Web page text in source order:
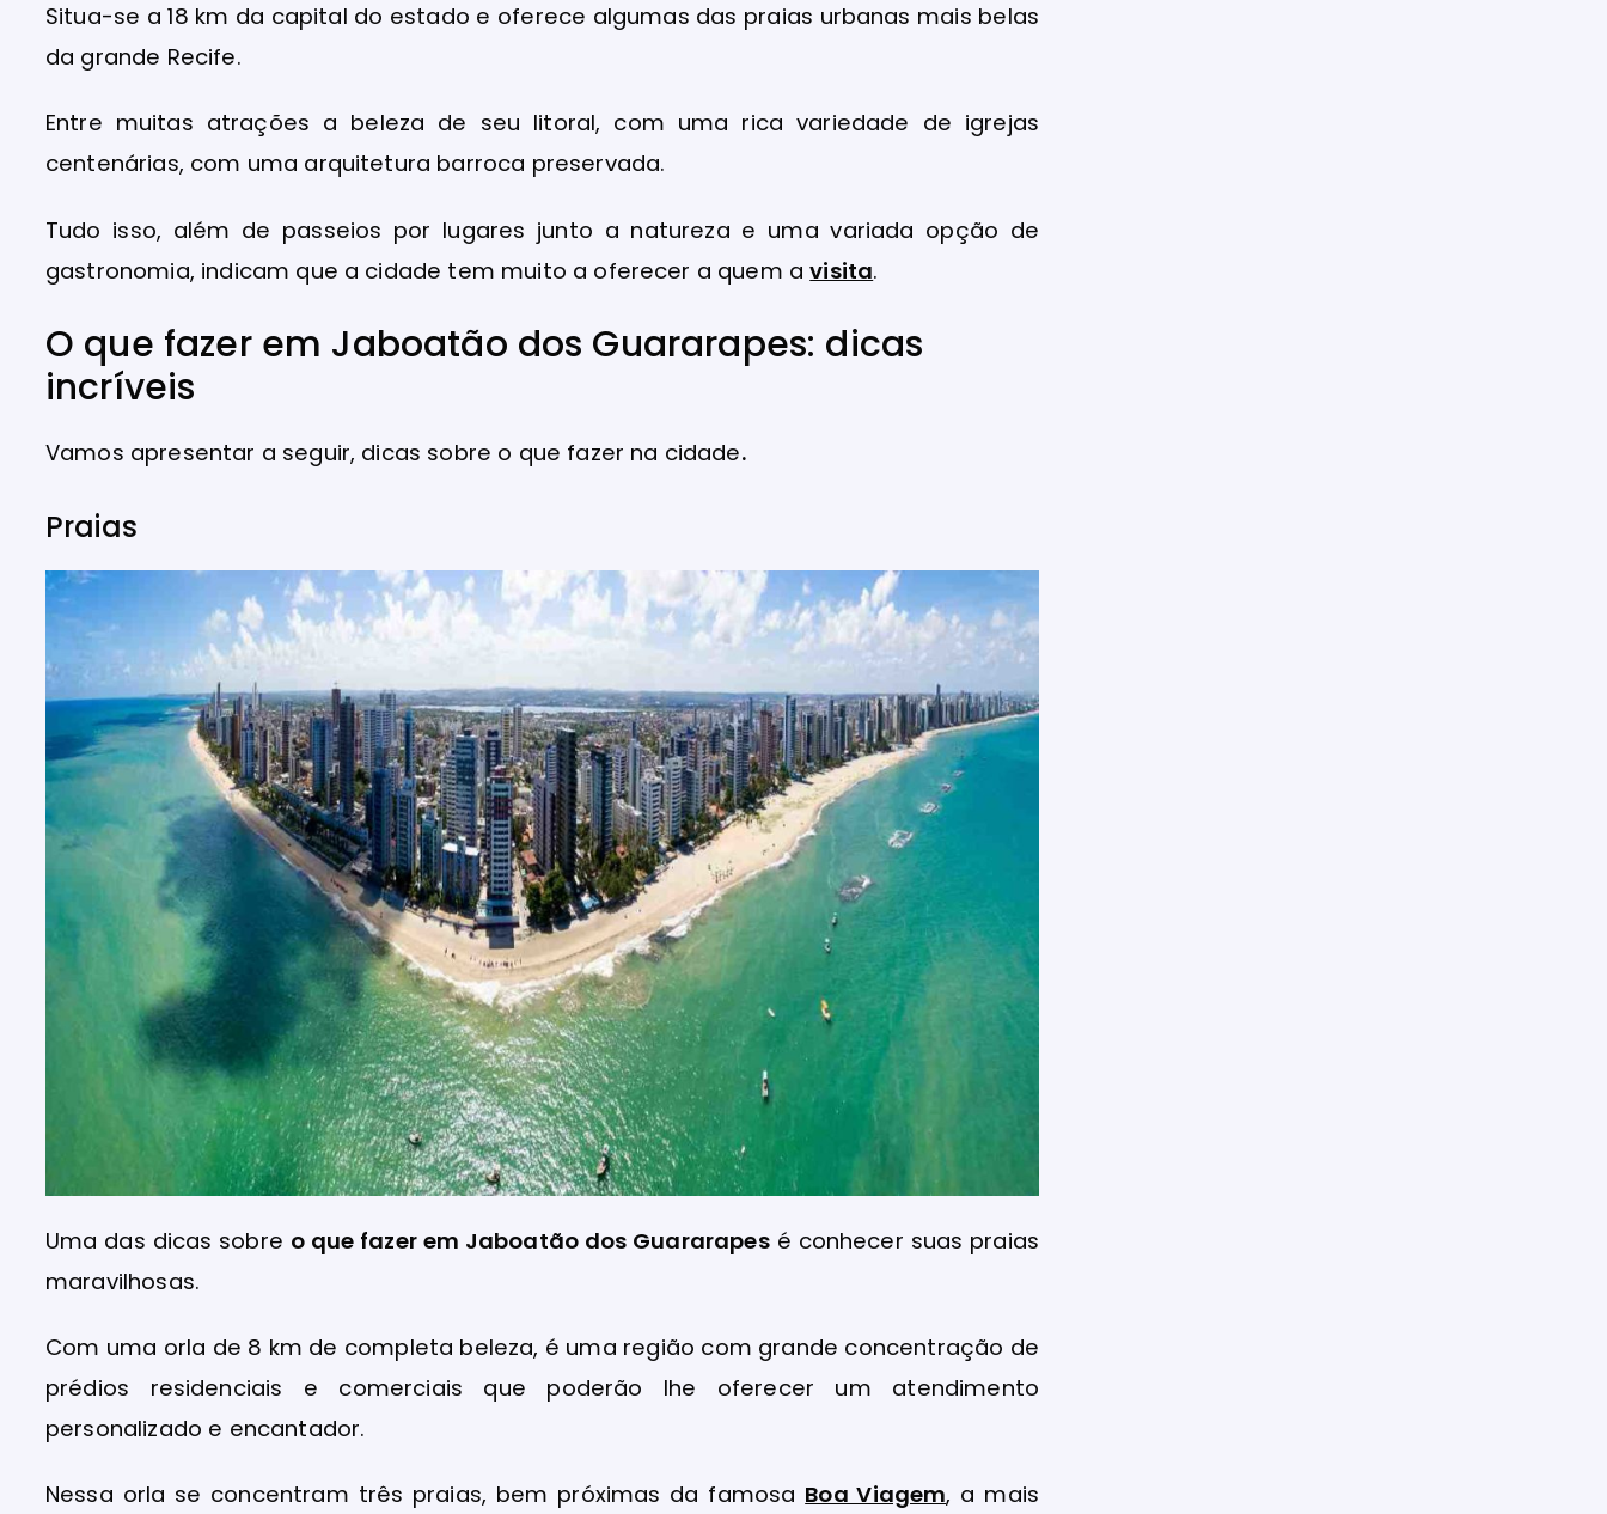
Situa-se a 18 km da capital do estado e oferece algumas das praias urbanas mais belas
da grande Recife.
Entre muitas atrações a beleza de seu litoral, com uma rica variedade de igrejas
centenárias, com uma arquitetura barroca preservada.
Tudo isso, além de passeios por lugares junto a natureza e uma variada opção de
gastronomia, indicam que a cidade tem muito a oferecer a quem avisita.
O que fazer em Jaboatão dos Guararapes: dicas
incríveis
Vamos apresentar a seguir, dicas sobre o que fazer na cidade.
Praias
Uma das dicas sobre o que fazer em Jaboatão dos Guararapesé conhecer suas praias
maravilhosas.
Com uma orla de 8 km de completa beleza, é uma região com grande concentração de
prédios residenciais e comerciais que poderão lhe oferecer um atendimento
personalizado e encantador.
Nessa orla se concentram três praias, bem próximas da famosa Boa Viagem, a mais